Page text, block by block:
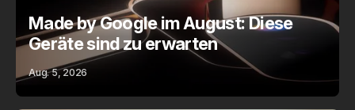
Made by Google im August: Diese
Geräte sind zu erwarten
Aug. 5, 2026